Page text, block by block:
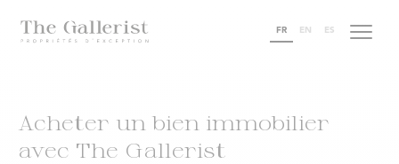
FR EN ES
Acheter un bien immobilier
avec The Gallerist